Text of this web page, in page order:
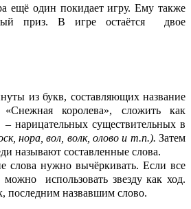
один покидает игру. Ему также
приз. В игре остаётся двое
из букв, составляющих название
«Снежная королева», сложить как
нарицательных существительных в
нора, вол, волк, олово и т.п.). Затем
называют составленные слова.
нужно вычёркивать. Если все
использовать звезду как ход.
последним назвавшим слово.